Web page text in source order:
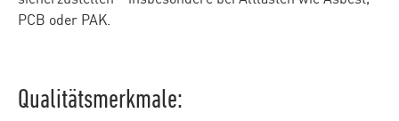
PCB oder PAK.
Qualitätsmerkmale: